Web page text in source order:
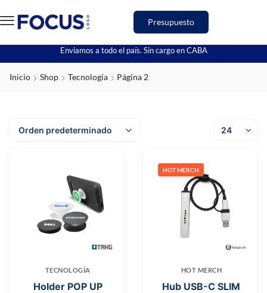
Presupuesto
Enviamos a todo el país. Sin cargo en CABA
Inicio Shop Tecnología Página 2
TECNOLOGÍA
Holder POP UP
HOT MERCH
HOT MERCH
Hub USB-C SLIM